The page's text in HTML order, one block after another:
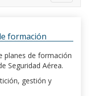
formación
planes de formación
Seguridad Aérea.
gestión y